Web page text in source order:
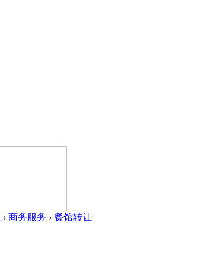
› 商务服务 › 餐馆转让